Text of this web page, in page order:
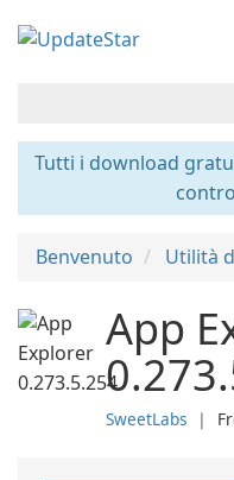
Tutti i download
Benvenuto Utilità
App
SweetLabs ❘